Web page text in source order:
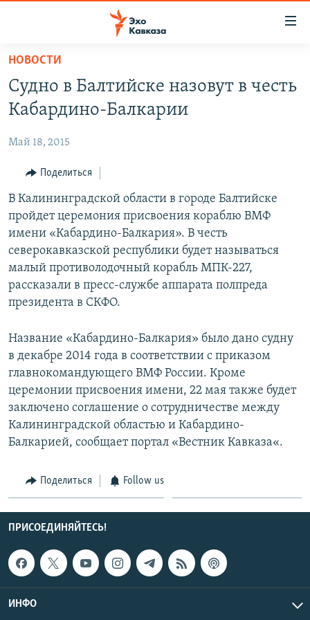
Вернуться
основному
содержанию
Вернутся
навигации
Вернутся
поиску
ТБИЛИСИ
СУХУМИ
ЦХИНВАЛИ
ВЕСЬ КАВКАЗ
СЕВЕРНЫЙ КАВКАЗ
АРМЕНИЯ
АЗЕРБАЙДЖАН
ТЕМЫ
ПОЛИТИКА
ЭКОНОМИКА
ОБЩЕСТВО
КУЛЬТУРА
РУБРИКИ
НЕКРУГЛЫЙ СТОЛ
ГОСТЬ НЕДЕЛИ
ПОЗИЦИЯ
ГОЛОСА
ЧИТАЕМ ПРЕССУ
МУЛЬТИМЕДИА
ВИДЕО
ФОТО
АУДИО
ПОДКАСТЫ
ПРИСОЕДИНЯЙТЕСЬ!
Все сайты РСЕ/РС
НОВОСТИ
Судно в Балтийске назовут в честь
Кабардино-Балкарии
Май 18, 2015
Поделиться
В Калининградской области в городе Балтийске
пройдет церемония присвоения кораблю ВМФ
имени «Кабардино-Балкария». В честь
северокавказской республики будет называться
малый противолодочный корабль МПК-227,
рассказали в пресс-службе аппарата полпреда
президента в СКФО.
Название «Кабардино-Балкария» было дано судну
в декабре 2014 года в соответствии с приказом
главнокомандующего ВМФ России. Кроме
церемонии присвоения имени, 22 мая также будет
заключено соглашение о сотрудничестве между
Калининградской областью и Кабардино-
Балкарией, сообщает портал «Вестник Кавказа«.
Поделиться Follow us
ПРИСОЕДИНЯЙТЕСЬ!
ИНФО